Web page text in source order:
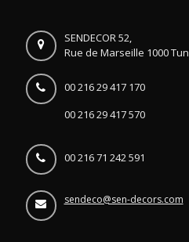
SENDECOR 52,
Rue de Marseille 1000
00 216 29 417 170
00 216 29 417 570
00 216 71 242 591
sendeco@sen-decors.com